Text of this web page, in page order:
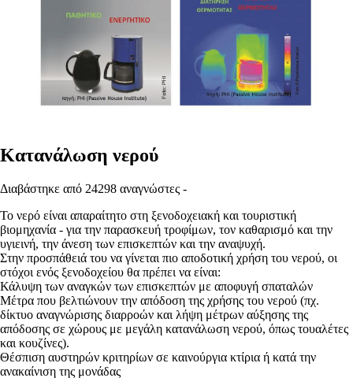
Κατανάλωση νερού
Διαβάστηκε από 24298 αναγνώστες -
Το νερό είναι απαραίτητο στη ξενοδοχειακή και τουριστική
βιομηχανία - για την παρασκευή τροφίμων, τον καθαρισμό και την
υγιεινή, την άνεση των επισκεπτών και την αναψυχή.
Στην προσπάθειά του να γίνεται πιο αποδοτική χρήση του νερού, οι
στόχοι ενός ξενοδοχείου θα πρέπει να είναι:
Κάλυψη των αναγκών των επισκεπτών με αποφυγή σπαταλών
Μέτρα που βελτιώνουν την απόδοση της χρήσης του νερού (πχ.
δίκτυο αναγνώρισης διαρροών και λήψη μέτρων αύξησης της
απόδοσης σε χώρους με μεγάλη κατανάλωση νερού, όπως τουαλέτες
και κουζίνες).
Θέσπιση αυστηρών κριτηρίων σε καινούργια κτίρια ή κατά την
ανακαίνιση της μονάδας